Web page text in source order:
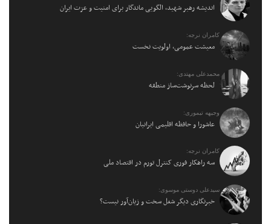
اندیشه رهبر شهید، الگویی ماندگار برای امنیت و عزت ایران
کامران نرجه:
معیشت عمومی، اولویت نخست
محمدعلی مهتدی:
لحظه سرنوشت‌ساز منطقه
وجیهه تیموری:
عاشورا و حافظه اقلیمی ایرانیان
کامران نرجه:
سه راهکار فوری کنترل تورم در اقتصاد ملی
سیدعلی دوستی موسوی:
خبرنگاری دیگر شغل سخت و زیان‌آور نیست؟